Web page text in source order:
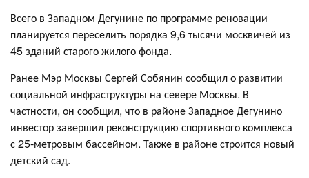
Всего в Западном Дегунине по программе реновации
планируется переселить порядка 9,6 тысячи москвичей из
45 зданий старого жилого фонда.
Ранее Мэр Москвы Сергей Собянин сообщил о развитии
социальной инфраструктуры на севере Москвы. В
частности, он сообщил, что в районе Западное Дегунино
инвестор завершил реконструкцию спортивного комплекса
с 25-метровым бассейном. Также в районе строится новый
детский сад.